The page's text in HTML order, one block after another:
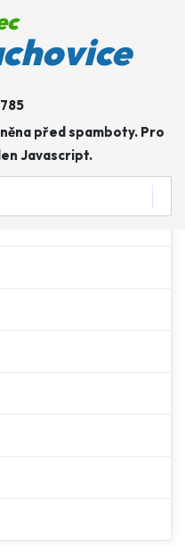
před spamboty. Pro
Javascript.